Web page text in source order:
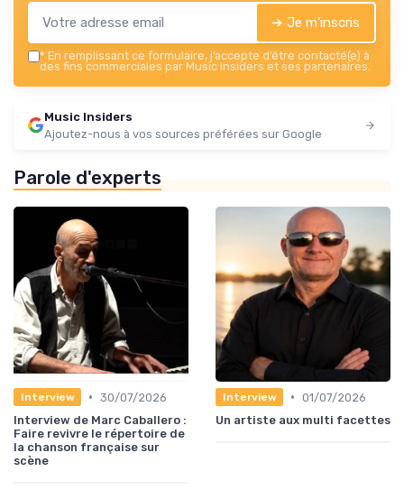
➔ Je m'inscris
* En remplissant ce formulaire, j’accepte d’être contacté(e) à
des fins commerciales par Music Insiders et ses partenaires.
Music Insiders
Ajoutez-nous à vos sources préférées sur Google
Parole d'experts
Interview • 30/07/2026
Interview de Marc Caballero :
Faire revivre le répertoire de
la chanson française sur
scène
Interview • 01/07/2026
Un artiste aux multi facettes